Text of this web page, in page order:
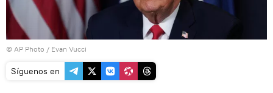
© AP Photo / Evan Vucci
Síguenos en